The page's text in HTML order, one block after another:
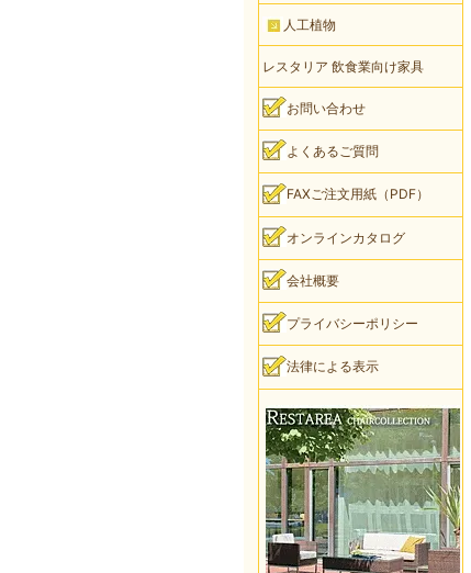
人工植物
レスタリア 飲食業向け家具
お問い合わせ
よくあるご質問
FAXご注文用紙（PDF）
オンラインカタログ
会社概要
プライバシーポリシー
法律による表示